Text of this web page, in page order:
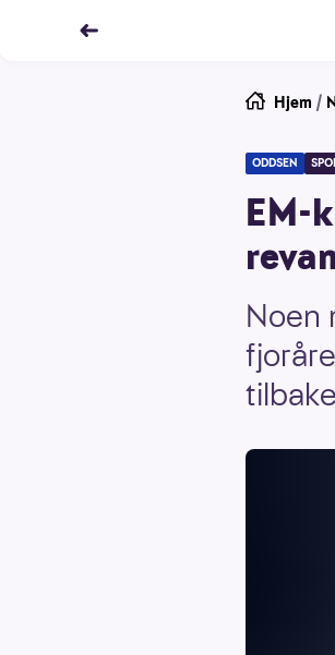
Hjem /
ODDSEN
EM-
Noen